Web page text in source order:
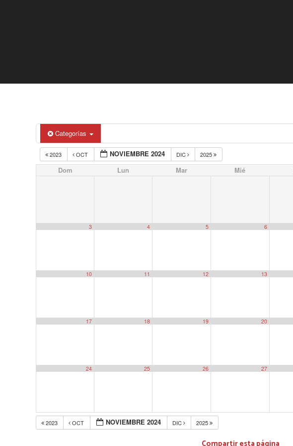
Categorías
2023 OCT NOVIEMBRE 2024 DIC 2025
Dom Lun Mar Mié
3 4 5 6
10 11 12 13
17 18 19 20
24 25 26 27
2023 OCT NOVIEMBRE 2024 DIC 2025